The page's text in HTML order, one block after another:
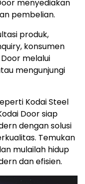
menyediakan
pembelian.
produk,
konsumen
melalui
mengunjungi
Kodai Steel
Door siap
dengan solusi
Temukan
mulailah hidup
dan efisien.